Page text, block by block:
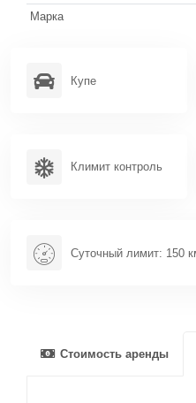
Ментон
Марка
Купе
Климит контроль
Суточный лимит: 150
Стоимость аренды